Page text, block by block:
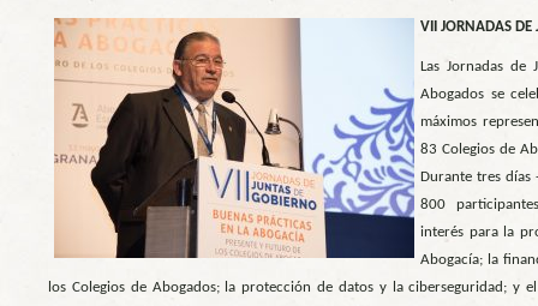
VII JORNADAS DE
Las Jornadas de
Abogados se
máximos
83 Colegios de
Durante tres días
800
interés para la
Abogacía; la
los Colegios de Abogados; la protección de datos y la ciberseguridad; y